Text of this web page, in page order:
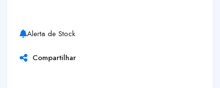
Alerta de Stock
Compartilhar